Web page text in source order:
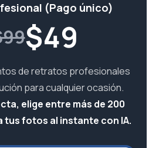
(Pago único)
$49
de retratos profesionales
para cualquier ocasión.
elige entre más de 200
tus fotos al instante con IA.